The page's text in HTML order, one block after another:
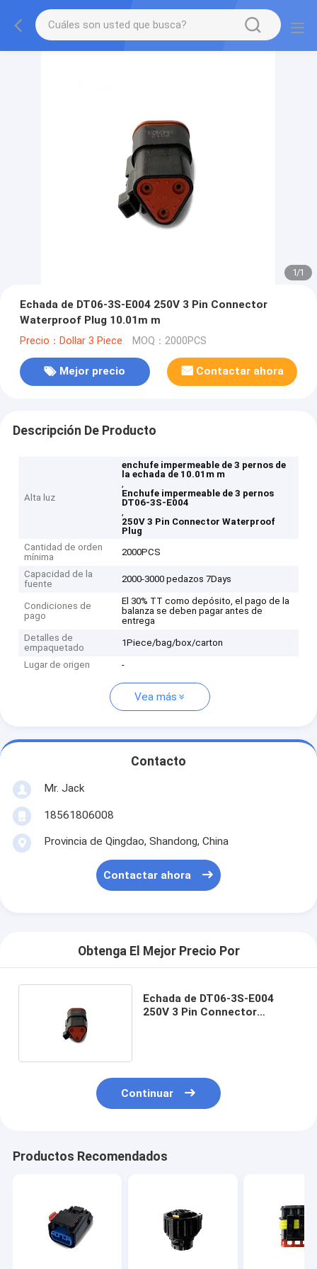
1/1
Echada de DT06-3S-E004 250V 3 Pin Connector
Waterproof Plug 10.01m m
Precio：Dollar 3 Piece MOQ：2000PCS
Mejor precio Contactar ahora
Descripción De Producto
Alta luz
enchufe impermeable de 3 pernos de
la echada de 10.01m m
,
Enchufe impermeable de 3 pernos
DT06-3S-E004
,
250V 3 Pin Connector Waterproof
Plug
Cantidad de orden
mínima
2000PCS
Capacidad de la
fuente
2000-3000 pedazos 7Days
Condiciones de
pago
El 30% TT como depósito, el pago de la
balanza se deben pagar antes de
entrega
Detalles de
empaquetado
1Piece/bag/box/carton
Lugar de origen -
Vea más
Contacto
Mr. Jack
18561806008
Provincia de Qingdao, Shandong, China
Contactar ahora
Obtenga El Mejor Precio Por
Echada de DT06-3S-E004
250V 3 Pin Connector
Continuar
Productos Recomendados